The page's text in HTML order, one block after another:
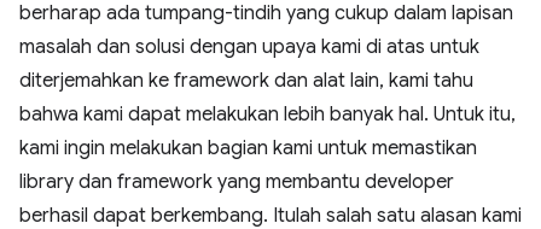
berharap ada tumpang-tindih yang cukup dalam lapisan
masalah dan solusi dengan upaya kami di atas untuk
diterjemahkan ke framework dan alat lain, kami tahu
bahwa kami dapat melakukan lebih banyak hal. Untuk itu,
kami ingin melakukan bagian kami untuk memastikan
library dan framework yang membantu developer
berhasil dapat berkembang. Itulah salah satu alasan kami